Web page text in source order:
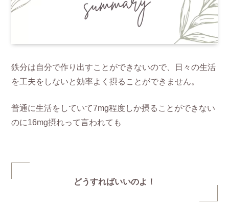
鉄分は自分で作り出すことができないので、日々の生活
を工夫をしないと効率よく摂ることができません。
普通に生活をしていて7mg程度しか摂ることができない
のに16mg摂れって言われても
どうすればいいのよ！